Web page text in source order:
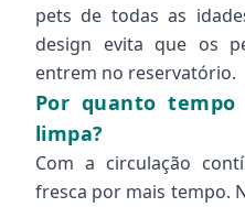
pets de todas as
design evita que os
entrem no reservatório.
Por quanto
limpa?
Com a circulação
fresca por mais tempo.